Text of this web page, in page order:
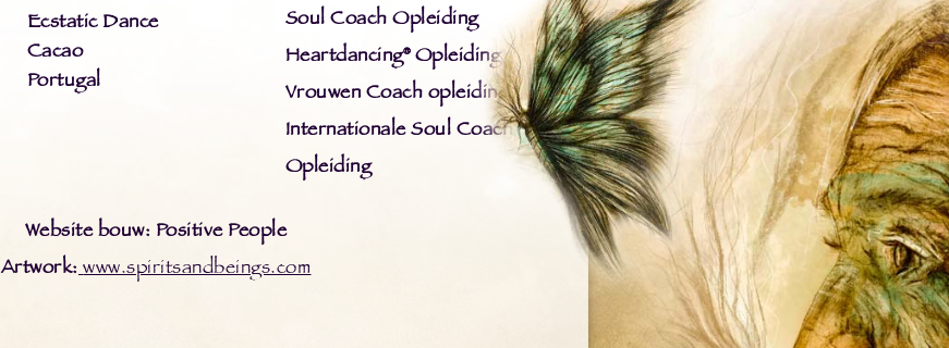
Ecstatic Dance
Cacao
Portugal
Soul Coach Opleiding
Heartdancing® Opleiding
Vrouwen Coach opleiding
Internationale Soul Coach
Opleiding
Website bouw: Positive People
Artwork: www.spiritsandbeings.com